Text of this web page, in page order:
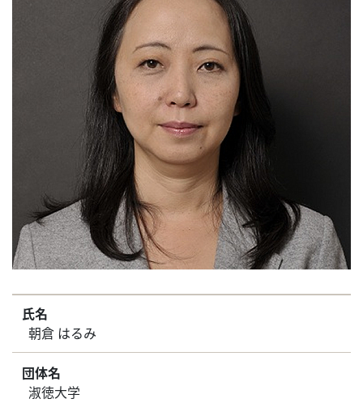
氏名
朝倉 はるみ
団体名
淑徳大学